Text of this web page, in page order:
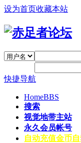
设为首页收藏本站
快捷导航
HomeBBS
搜索
视觉地带主站
永久会员帐号
自动充值金币